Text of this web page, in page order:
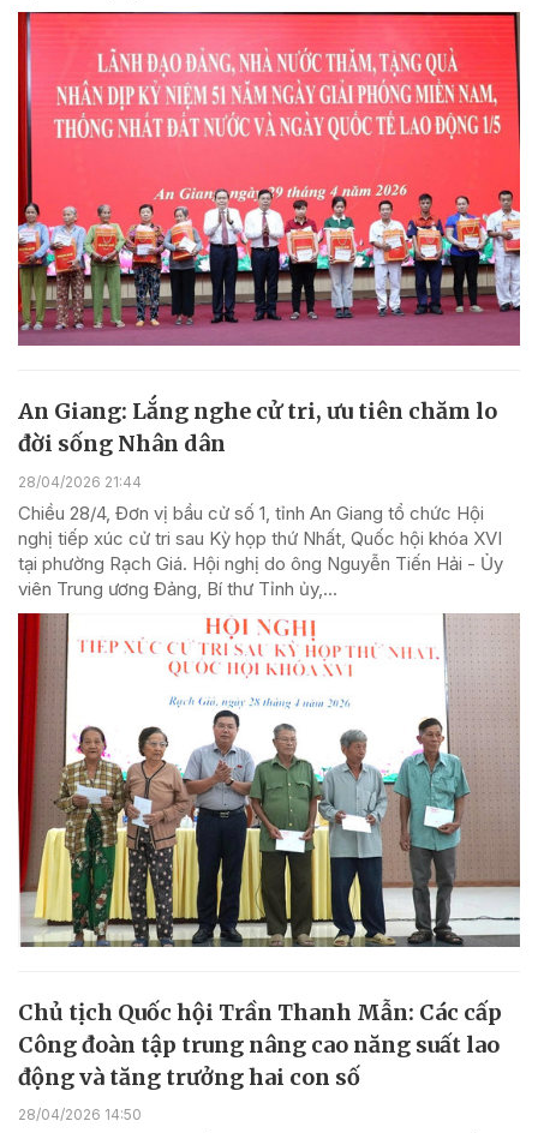
An Giang: Lắng nghe cử tri, ưu tiên chăm lo
đời sống Nhân dân
28/04/2026 21:44
Chiều 28/4, Đơn vị bầu cử số 1, tỉnh An Giang tổ chức Hội
nghị tiếp xúc cử tri sau Kỳ họp thứ Nhất, Quốc hội khóa XVI
tại phường Rạch Giá. Hội nghị do ông Nguyễn Tiến Hải - Ủy
viên Trung ương Đảng, Bí thư Tỉnh ủy,...
Chủ tịch Quốc hội Trần Thanh Mẫn: Các cấp
Công đoàn tập trung nâng cao năng suất lao
động và tăng trưởng hai con số
28/04/2026 14:50